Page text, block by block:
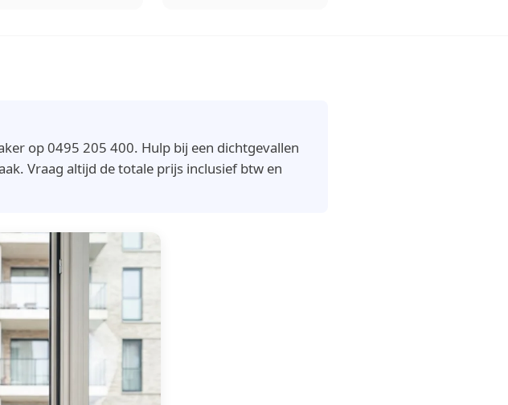
op 0495 205 400. Hulp bij een dichtgevallen
Vraag altijd de totale prijs inclusief btw en